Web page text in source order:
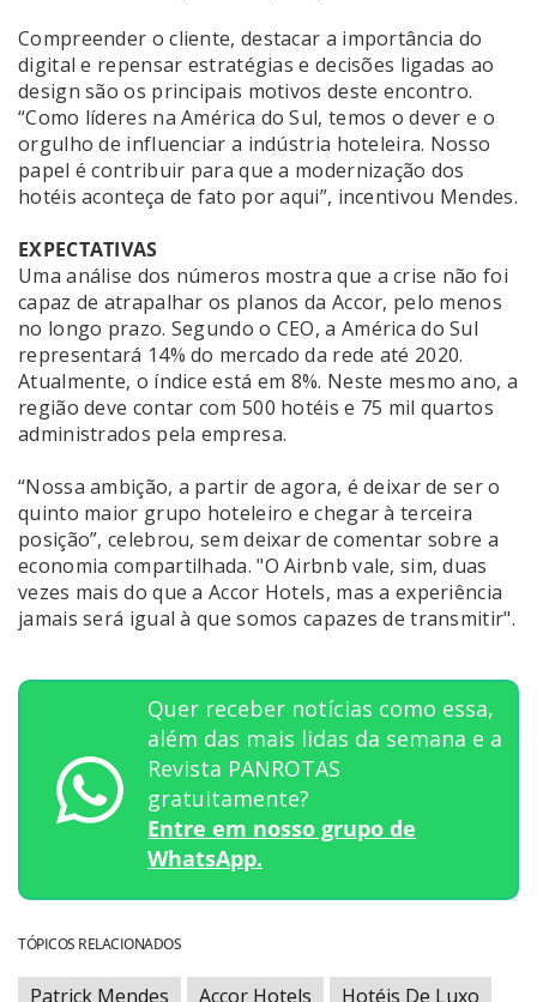
Compreender o cliente, destacar a importância do
digital e repensar estratégias e decisões ligadas ao
design são os principais motivos deste encontro.
“Como líderes na América do Sul, temos o dever e o
orgulho de influenciar a indústria hoteleira. Nosso
papel é contribuir para que a modernização dos
hotéis aconteça de fato por aqui”, incentivou Mendes.
EXPECTATIVAS
Uma análise dos números mostra que a crise não foi
capaz de atrapalhar os planos da Accor, pelo menos
no longo prazo. Segundo o CEO, a América do Sul
representará 14% do mercado da rede até 2020.
Atualmente, o índice está em 8%. Neste mesmo ano, a
região deve contar com 500 hotéis e 75 mil quartos
administrados pela empresa.
“Nossa ambição, a partir de agora, é deixar de ser o
quinto maior grupo hoteleiro e chegar à terceira
posição”, celebrou, sem deixar de comentar sobre a
economia compartilhada. "O Airbnb vale, sim, duas
vezes mais do que a Accor Hotels, mas a experiência
jamais será igual à que somos capazes de transmitir".
Quer receber notícias como essa,
além das mais lidas da semana e a
Revista PANROTAS
gratuitamente?
Entre em nosso grupo de
WhatsApp.
TÓPICOS RELACIONADOS
Patrick Mendes Accor Hotels Hotéis De Luxo